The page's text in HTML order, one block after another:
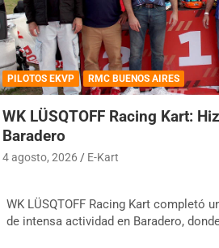
PILOTOS EKVP RMC BUENOS AIRES
WK LÜSQTOFF Racing Kart:
Baradero
4 agosto, 2026 E-Kart
WK LÜSQTOFF Racing Kart completó
de intensa actividad en Baradero,